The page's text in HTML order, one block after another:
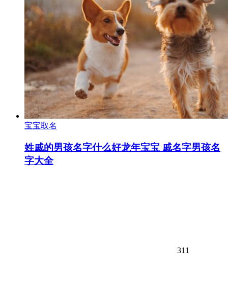
宝宝取名
姓戚的男孩名字什么好龙年宝宝 戚名字男孩名
字大全
311